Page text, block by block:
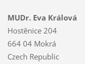
MUDr. Eva Králová
Hostěnice 204
664 04 Mokrá
Czech Republic